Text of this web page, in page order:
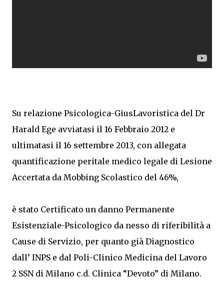
Su relazione Psicologica-GiusLavoristica del Dr
Harald Ege avviatasi il 16 Febbraio 2012 e
ultimatasi il 16 settembre 2013, con allegata
quantificazione peritale medico legale di Lesione
Accertata da Mobbing Scolastico del 46%,
è stato Certificato un danno Permanente
Esistenziale-Psicologico da nesso di riferibilità a
Cause di Servizio, per quanto già Diagnostico
dall’ INPS e dal Poli-Clinico Medicina del Lavoro
2 SSN di Milano c.d. Clinica “Devoto” di Milano.